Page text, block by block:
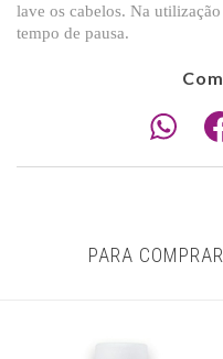
lave os cabelos. Na
tempo de pausa.
PARA